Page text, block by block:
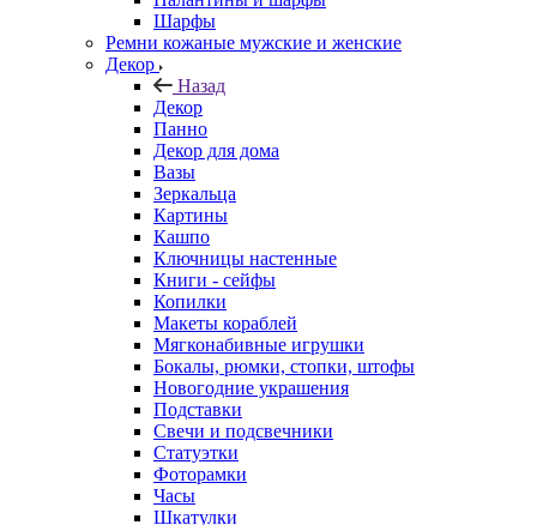
Шарфы
Ремни кожаные мужские и женские
Декор
Назад
Декор
Панно
Декор для дома
Вазы
Зеркальца
Картины
Кашпо
Ключницы настенные
Книги - сейфы
Копилки
Макеты кораблей
Мягконабивные игрушки
Бокалы, рюмки, стопки, штофы
Новогодние украшения
Подставки
Свечи и подсвечники
Статуэтки
Фоторамки
Часы
Шкатулки